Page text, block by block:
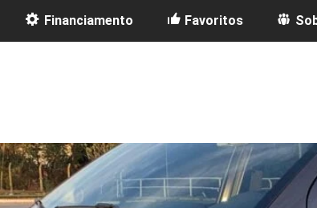
Financiamento Favoritos